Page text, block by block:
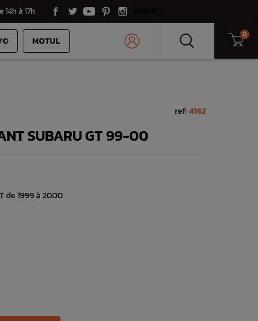
à 17h
MOTUL 0
ref:4162
SUBARU GT 99-00
de 1999 à 2000